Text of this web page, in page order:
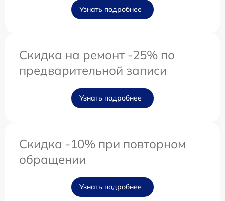
Узнать подробнее
Скидка на ремонт -25% по
предварительной записи
Узнать подробнее
Скидка -10% при повторном
обращении
Узнать подробнее